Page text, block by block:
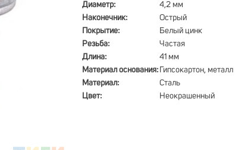
Диаметр:
4,2 мм
Наконечник:
Острый
Покрытие:
Белый цинк
Резьба:
Частая
Длина:
41 мм
Материал основания: Гипсокартон, металл
Материал:
Сталь
Цвет:
Неокрашенный